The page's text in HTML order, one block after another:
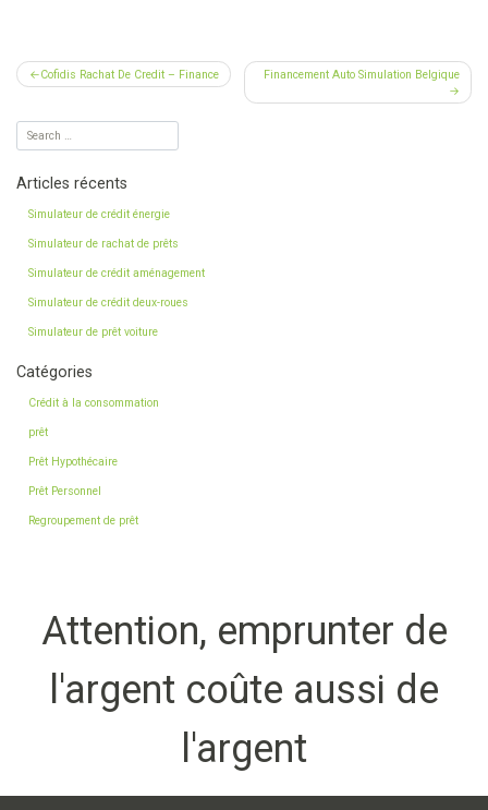
Navigation
l’article
Cofidis Rachat De Credit – Finance Financement Auto Simulation Belgique
Articles récents
Simulateur de crédit énergie
Simulateur de rachat de prêts
Simulateur de crédit aménagement
Simulateur de crédit deux-roues
Simulateur de prêt voiture
Catégories
Crédit à la consommation
prêt
Prêt Hypothécaire
Prêt Personnel
Regroupement de prêt
Attention, emprunter de
l'argent coûte aussi de
l'argent